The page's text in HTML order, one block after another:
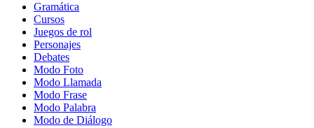
Gramática
Cursos
Juegos de rol
Personajes
Debates
Modo Foto
Modo Llamada
Modo Frase
Modo Palabra
Modo de Diálogo